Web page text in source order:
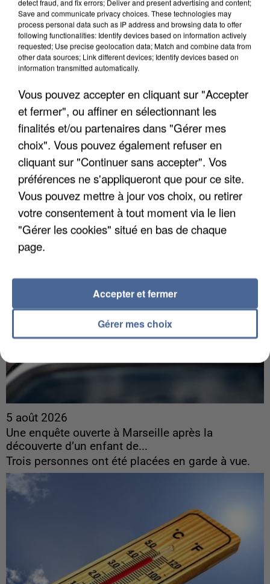
5 août 2026
L’un des fondateurs supposés de la DZ Mafia
interpellé en Algérie
Il est soupçonné d'y avoir mené ses opérations en
France.
5 août 2026
Une enquête ouverte à Marseille après la
découverte d’un enfant de...
Trois personnes ont été placées en garde à vue.
detect fraud, and fix errors; Deliver and present advertising and content;
Save and communicate privacy choices. These technologies may
process personal data such as IP address and browsing data to offer
following functionalities: Identify devices based on information actively
requested; Use precise geolocation data; Match and combine data from
other data sources; Link different devices; Identify devices based on
information transmitted automatically.
Vous pouvez accepter en cliquant sur "Accepter
et fermer", ou affiner en sélectionnant les
finalités et/ou partenaires dans "Gérer mes
choix". Vous pouvez également refuser en
cliquant sur "Continuer sans accepter". Vos
préférences ne s'appliqueront que pour ce site.
Vous pouvez mettre à jour vos choix, ou retirer
votre consentement à tout moment via le lien
"Gérer les cookies" situé en bas de chaque
page.
Gérer mes choix
Accepter et fermer